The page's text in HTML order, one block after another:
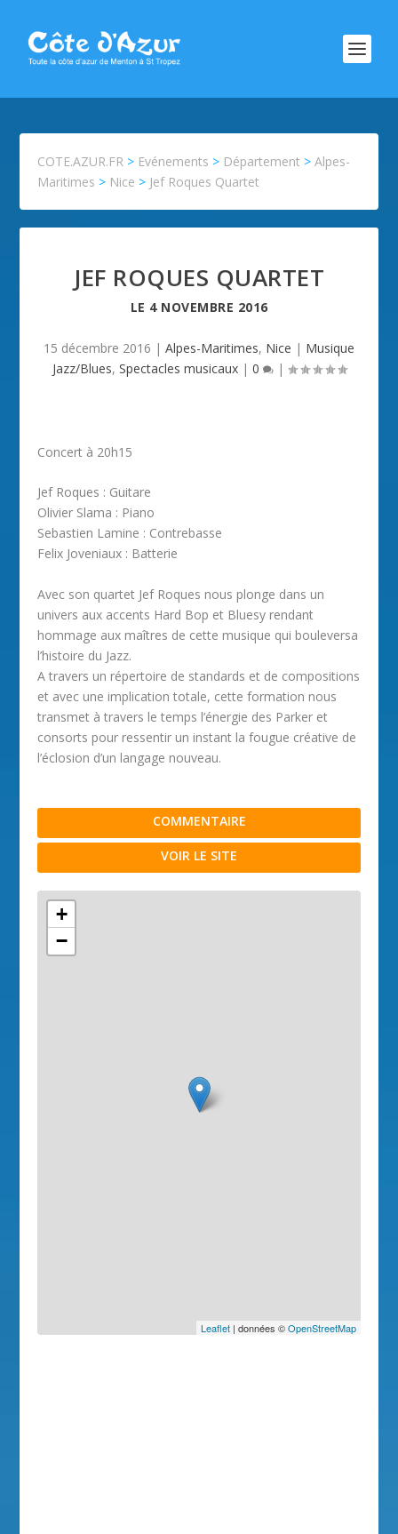
COTE.AZUR.FR > Evénements > Département >Alpes-
Maritimes > Nice > Jef Roques Quartet
JEF ROQUES QUARTET
LE 4 NOVEMBRE 2016
15 décembre 2016 | Alpes-Maritimes, Nice | Musique
Jazz/Blues, Spectacles musicaux| 0 |
Concert à 20h15
Jef Roques : Guitare
Olivier Slama : Piano
Sebastien Lamine : Contrebasse
Felix Joveniaux : Batterie
Avec son quartet Jef Roques nous plonge dans un
univers aux accents Hard Bop et Bluesy rendant
hommage aux maîtres de cette musique qui bouleversa
l’histoire du Jazz.
A travers un répertoire de standards et de compositions
et avec une implication totale, cette formation nous
transmet à travers le temps l’énergie des Parker et
consorts pour ressentir un instant la fougue créative de
l’éclosion d’un langage nouveau.
COMMENTAIRE
VOIR LE SITE
+
−
Leaflet| données ©OpenStreetMap